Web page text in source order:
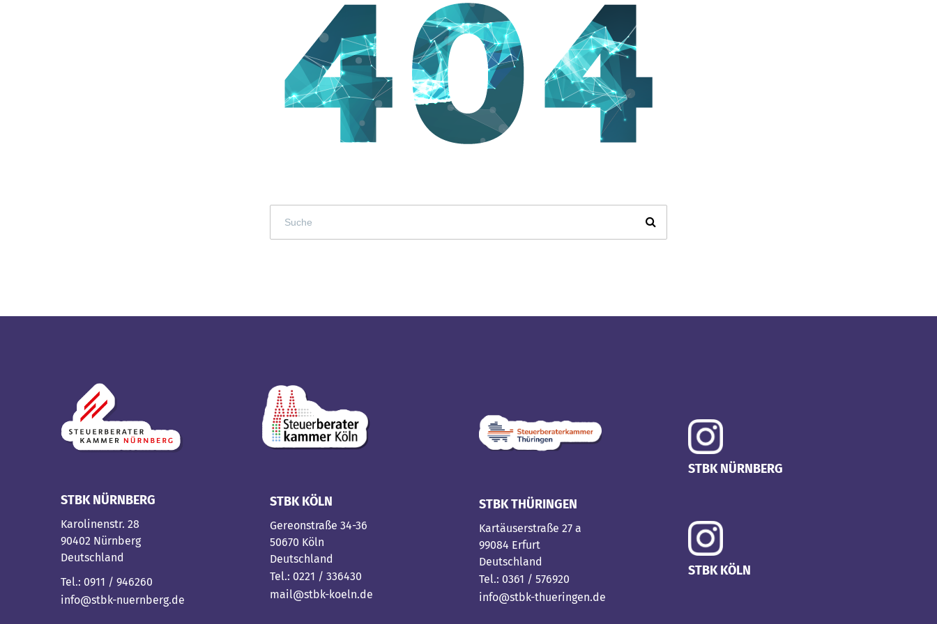
STBK NÜRNBERG
Karolinenstr. 28
90402 Nürnberg
Deutschland
Tel.: 0911 / 946260
info@stbk-nuernberg.de
STBK KÖLN
Gereonstraße 34-36
50670 Köln
Deutschland
Tel.: 0221 / 336430
mail@stbk-koeln.de
STBK THÜRINGEN
Kartäuserstraße 27 a
99084 Erfurt
Deutschland
Tel.: 0361 / 576920
info@stbk-thueringen.de
STBK NÜRNBERG
STBK KÖLN